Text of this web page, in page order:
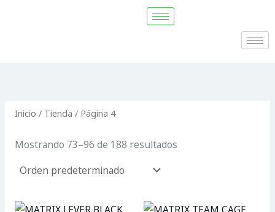
o
í
n
m
P
r
á
m
Inicio / Tienda / Página 4
Mostrando 73–96 de 188 resultados